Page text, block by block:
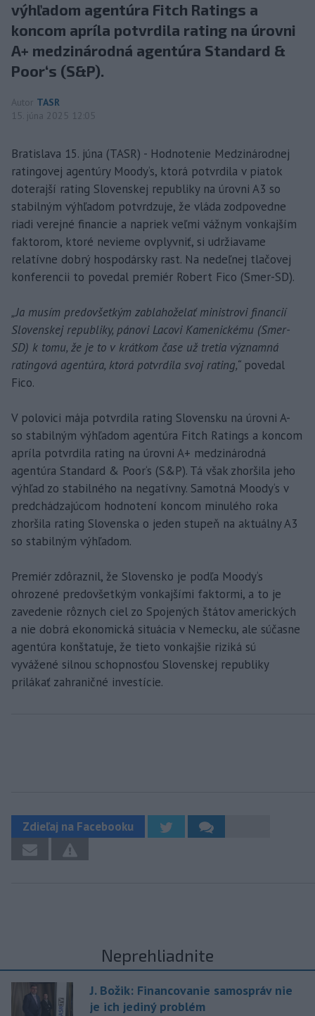
výhľadom agentúra Fitch Ratings a
koncom apríla potvrdila rating na úrovni
A+ medzinárodná agentúra Standard &
Poor‘s (S&P).
Autor TASR
15. júna 2025 12:05
Bratislava 15. júna (TASR) - Hodnotenie Medzinárodnej
ratingovej agentúry Moody‘s, ktorá potvrdila v piatok
doterajší rating Slovenskej republiky na úrovni A3 so
stabilným výhľadom potvrdzuje, že vláda zodpovedne
riadi verejné financie a napriek veľmi vážnym vonkajším
faktorom, ktoré nevieme ovplyvniť, si udržiavame
relatívne dobrý hospodársky rast. Na nedeľnej tlačovej
konferencii to povedal premiér Robert Fico (Smer-SD).
„Ja musím predovšetkým zablahoželať ministrovi financií
Slovenskej republiky, pánovi Lacovi Kamenickému (Smer-
SD) k tomu, že je to v krátkom čase už tretia významná
ratingová agentúra, ktorá potvrdila svoj rating,“ povedal
Fico.
V polovici mája potvrdila rating Slovensku na úrovni A-
so stabilným výhľadom agentúra Fitch Ratings a koncom
apríla potvrdila rating na úrovni A+ medzinárodná
agentúra Standard & Poor‘s (S&P). Tá však zhoršila jeho
výhľad zo stabilného na negatívny. Samotná Moody‘s v
predchádzajúcom hodnotení koncom minulého roka
zhoršila rating Slovenska o jeden stupeň na aktuálny A3
so stabilným výhľadom.
Premiér zdôraznil, že Slovensko je podľa Moody‘s
ohrozené predovšetkým vonkajšími faktormi, a to je
zavedenie rôznych ciel zo Spojených štátov amerických
a nie dobrá ekonomická situácia v Nemecku, ale súčasne
agentúra konštatuje, že tieto vonkajšie riziká sú
vyvážené silnou schopnosťou Slovenskej republiky
prilákať zahraničné investície.
Zdieľaj na Facebooku
Neprehliadnite
J. Božik: Financovanie samospráv nie
je ich jediný problém